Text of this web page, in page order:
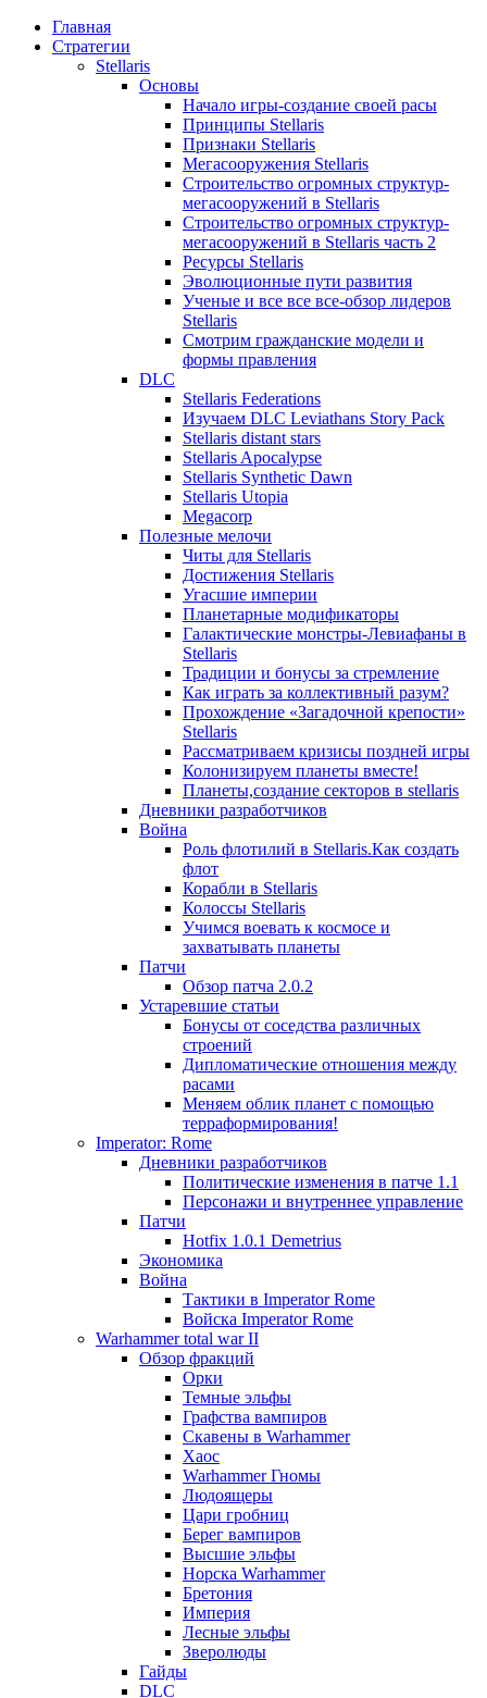
Главная
Стратегии
Stellaris
Основы
Начало игры-создание своей расы
Принципы Stellaris
Признаки Stellaris
Мегасооружения Stellaris
Строительство огромных структур-
мегасооружений в Stellaris
Строительство огромных структур-
мегасооружений в Stellaris часть 2
Ресурсы Stellaris
Эволюционные пути развития
Ученые и все все все-обзор лидеров
Stellaris
Смотрим гражданские модели и
формы правления
DLC
Stellaris Federations
Изучаем DLC Leviathans Story Pack
Stellaris distant stars
Stellaris Apocalypse
Stellaris Synthetic Dawn
Stellaris Utopia
Megacorp
Полезные мелочи
Читы для Stellaris
Достижения Stellaris
Угасшие империи
Планетарные модификаторы
Галактические монстры-Левиафаны в
Stellaris
Традиции и бонусы за стремление
Как играть за коллективный разум?
Прохождение «Загадочной крепости»
Stellaris
Рассматриваем кризисы поздней игры
Колонизируем планеты вместе!
Планеты,создание секторов в stellaris
Дневники разработчиков
Война
Роль флотилий в Stellaris.Как создать
флот
Корабли в Stellaris
Колоссы Stellaris
Учимся воевать к космосе и
захватывать планеты
Патчи
Обзор патча 2.0.2
Устаревшие статьи
Бонусы от соседства различных
строений
Дипломатические отношения между
расами
Меняем облик планет с помощью
терраформирования!
Imperator: Rome
Дневники разработчиков
Политические изменения в патче 1.1
Персонажи и внутреннее управление
Патчи
Hotfix 1.0.1 Demetrius
Экономика
Война
Тактики в Imperator Rome
Войска Imperator Rome
Warhammer total war II
Обзор фракций
Орки
Темные эльфы
Графства вампиров
Cкавены в Warhammer
Хаос
Warhammer Гномы
Людоящеры
Цари гробниц
Берег вампиров
Высшие эльфы
Норска Warhammer
Бретония
Империя
Лесные эльфы
Зверолюды
Гайды
DLC